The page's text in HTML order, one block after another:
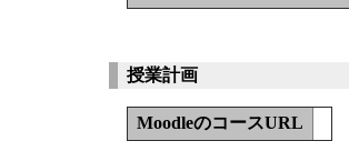
授業計画
MoodleのコースURL